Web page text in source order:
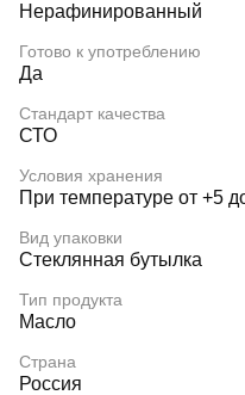
Нерафинированный
Готово к употреблению
Да
Стандарт качества
СТО
Условия хранения
При температуре от +5
Вид упаковки
Стеклянная бутылка
Тип продукта
Масло
Страна
Россия